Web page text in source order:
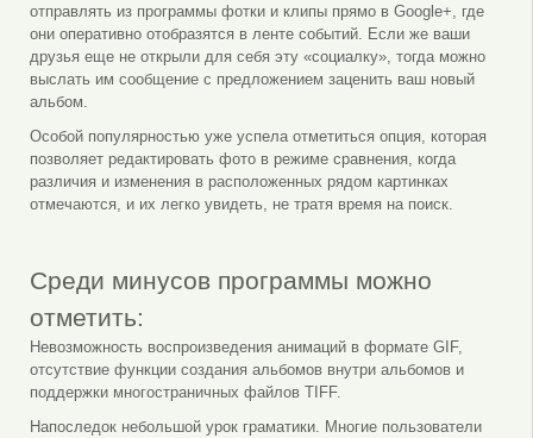
отправлять из программы фотки и клипы прямо в Google+, где
они оперативно отобразятся в ленте событий. Если же ваши
друзья еще не открыли для себя эту «социалку», тогда можно
выслать им сообщение с предложением заценить ваш новый
альбом.
Особой популярностью уже успела отметиться опция, которая
позволяет редактировать фото в режиме сравнения, когда
различия и изменения в расположенных рядом картинках
отмечаются, и их легко увидеть, не тратя время на поиск.
Среди минусов программы можно
отметить:
Невозможность воспроизведения анимаций в формате GIF,
отсутствие функции создания альбомов внутри альбомов и
поддержки многостраничных файлов TIFF.
Напоследок небольшой урок граматики. Многие пользователи